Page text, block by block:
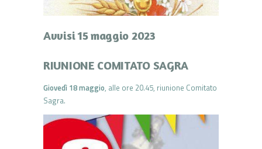
Avvisi 15 maggio 2023
RIUNIONE COMITATO SAGRA
Giovedì 18 maggio, alle ore 20.45, riunione Comitato
Sagra.